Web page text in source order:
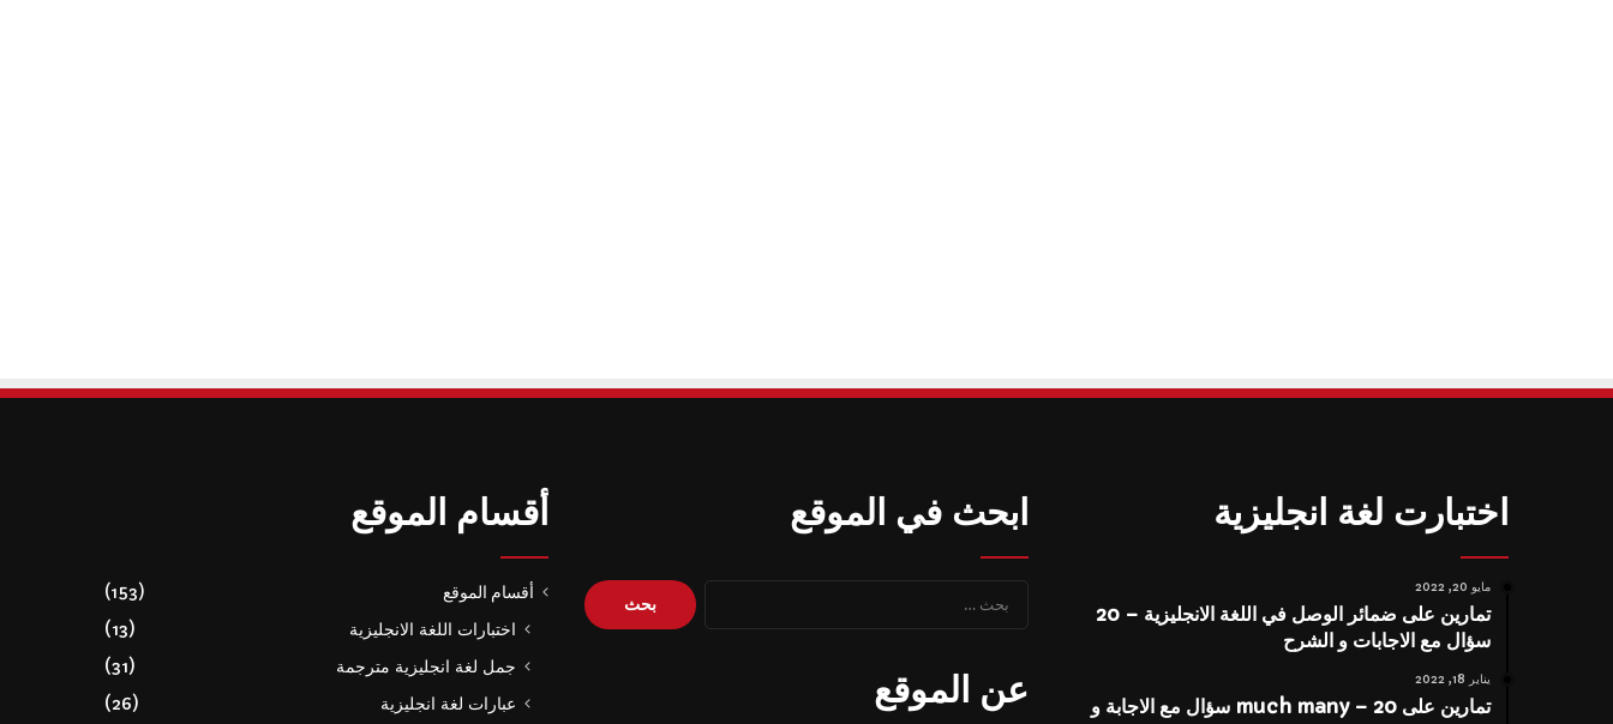
اختبارت لغة انجليزية
مايو 20, 2022
تمارين على ضمائر الوصل في اللغة الانجليزية – 20
سؤال مع الاجابات و الشرح
يناير 18, 2022
تمارين على much many – 20 سؤال مع الاجابة و
ابحث في الموقع
البحث
عن:
عن الموقع
أقسام الموقع
أقسام الموقع (153)
اختبارات اللغة الانجليزية
(13)
جمل لغة انجليزية مترجمة
(31)
عبارات لغة انجليزية
(26)